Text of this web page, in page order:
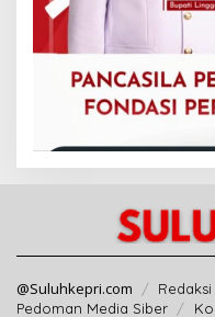
@Suluhkepri.com Redaksi
Pedoman Media Siber